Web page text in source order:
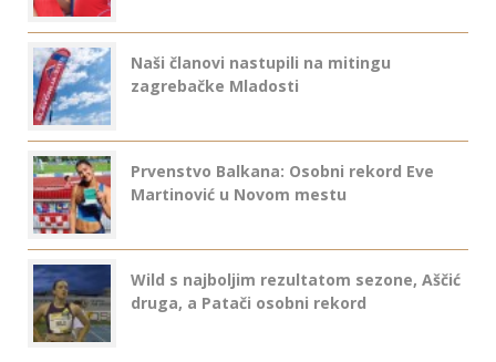
Naši članovi nastupili na mitingu
zagrebačke Mladosti
Prvenstvo Balkana: Osobni rekord Eve
Martinović u Novom mestu
Wild s najboljim rezultatom sezone, Aščić
druga, a Patači osobni rekord